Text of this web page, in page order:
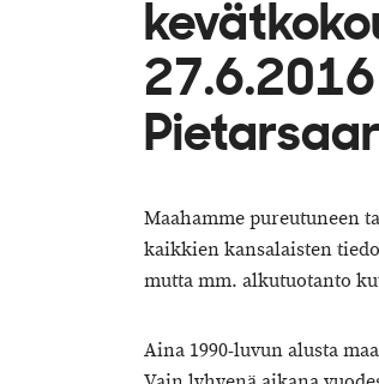
27.6.2016
Maahamme pureutuneen
kaikkien kansalaisten
mutta mm. alkutuotanto
Aina 1990-luvun alusta